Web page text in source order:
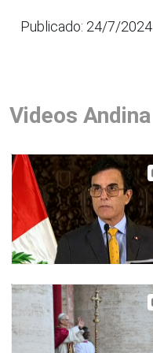
Publicado: 24/7/2024
Videos Andina